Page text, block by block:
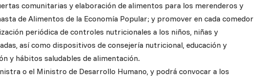
comunitarias y elaboración de alimentos para los merenderos y
de Alimentos de la Economía Popular; y promover en cada comedor
periódica de controles nutricionales a los niños, niñas y
así como dispositivos de consejería nutricional, educación y
y hábitos saludables de alimentación.
o el Ministro de Desarrollo Humano, y podrá convocar a los